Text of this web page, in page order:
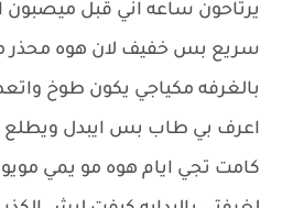
يرتاحون ساعه اني قبل ميصبون
سريع بس خفيف لان هوه محذر
بالغرفه مكياجي يكون طوخ
اعرف بي طاب بس ايبدل ويطلع
كامت تجي ايام هوه مو يمي